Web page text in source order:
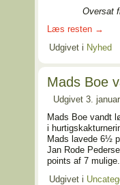
Oversat fra
Læs resten →
Udgivet i Nyhed
Mads Boe
Udgivet 3.
Mads Boe vandt
i
Mads lavede 6½
Jan Rode
points af 7 mulige.
Udgivet i